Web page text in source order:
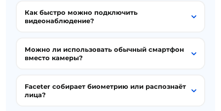
Как быстро можно подключить
видеонаблюдение?
Можно ли использовать обычный смартфон
вместо камеры?
Faceter собирает биометрию или распознаёт
лица?